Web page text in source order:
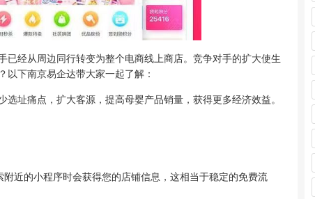
已经从周边同行转变为整个电商线上商店。竞争对手的扩大使生
以下南京易企达带大家一起了解：
址痛点，扩大客源，提高母婴产品销量，获得更多经济效益。
近的小程序时会获得您的店铺信息，这相当于稳定的免费流